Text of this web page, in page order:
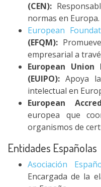
(CEN):
normas en Europa.
European
(EFQM):
empresarial a
European
(EUIPO): Apoya
intelectual en
European
europea que
organismos de
Entidades Españolas
Asociación
Encargada de la